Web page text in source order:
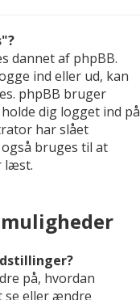
dannet af phpBB.
ind eller ud, kan
phpBB bruger
dig logget ind på
har slået
bruges til at
læst.
på, hvordan
se eller ændre